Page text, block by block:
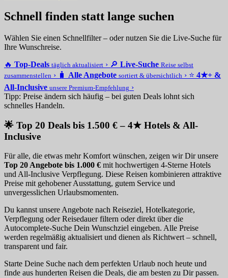
Schnell finden statt lange suchen
Wählen Sie einen Schnellfilter – oder nutzen Sie die Live-Suche für
Ihre Wunschreise.
🔥 Top-Deals täglich aktualisiert › 🔎 Live-Suche Reise selbst
zusammenstellen › 🧳 Alle Angebote sortiert & übersichtlich › ⭐ 4★+ &
All-Inclusive unsere Premium-Empfehlung ›
Tipp: Preise ändern sich häufig – bei guten Deals lohnt sich
schnelles Handeln.
🌟 Top 20 Deals bis 1.500 € – 4★ Hotels & All-
Inclusive
Für alle, die etwas mehr Komfort wünschen, zeigen wir Dir unsere
Top 20 Angebote bis 1.000 € mit hochwertigen 4-Sterne Hotels
und All-Inclusive Verpflegung. Diese Reisen kombinieren attraktive
Preise mit gehobener Ausstattung, gutem Service und
unvergesslichen Urlaubsmomenten.
Du kannst unsere Angebote nach Reiseziel, Hotelkategorie,
Verpflegung oder Reisedauer filtern oder direkt über die
Autocomplete-Suche Dein Wunschziel eingeben. Alle Preise
werden regelmäßig aktualisiert und dienen als Richtwert – schnell,
transparent und fair.
Starte Deine Suche nach dem perfekten Urlaub noch heute und
finde aus hunderten Reisen die Deals, die am besten zu Dir passen.